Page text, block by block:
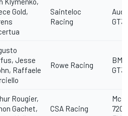
Gold,
Sainteloc
Racing
Audi
GT3
Jesse
Raffaele
Rowe Racing
GT3
Rougier,
Gachet,
CSA Racing